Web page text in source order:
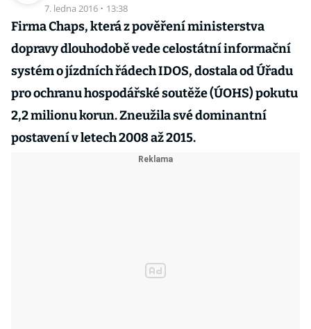
7. ledna 2016 · 13:38
Firma Chaps, která z pověření ministerstva
dopravy dlouhodobě vede celostátní informační
systém o jízdních řádech IDOS, dostala od Úřadu
pro ochranu hospodářské soutěže (ÚOHS) pokutu
2,2 milionu korun. Zneužila své dominantní
postavení v letech 2008 až 2015.